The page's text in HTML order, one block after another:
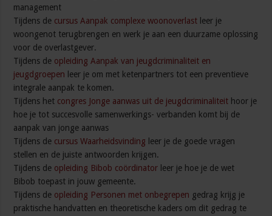
management
Tijdens de cursus Aanpak complexe woonoverlast leer je
woongenot terugbrengen en werk je aan een duurzame oplossing
voor de overlastgever.
Tijdens de opleiding Aanpak van jeugdcriminaliteit en
jeugdgroepen leer je om met ketenpartners tot een preventieve
integrale aanpak te komen.
Tijdens het congres Jonge aanwas uit de jeugdcriminaliteit hoor je
hoe je tot succesvolle samenwerkings- verbanden komt bij de
aanpak van jonge aanwas
Tijdens de cursus Waarheidsvinding leer je de goede vragen
stellen en de juiste antwoorden krijgen.
Tijdens de opleiding Bibob coördinator leer je hoe je de wet
Bibob toepast in jouw gemeente.
Tijdens de opleiding Personen met onbegrepen gedrag krijg je
praktische handvatten en theoretische kaders om dit gedrag te